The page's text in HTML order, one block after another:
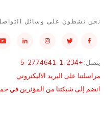
نحن نشطون على وسائل
يتصل: +234-1-2774641-5
مراسلتنا على البريد الاليكتروني
انضم إلى شبكتنا من المؤثرين في